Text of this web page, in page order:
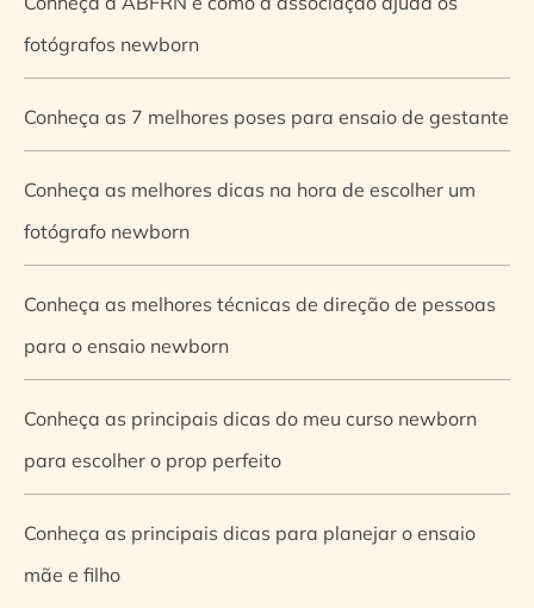
fotógrafos newborn
Conheça as 7 melhores poses para ensaio de gestante
Conheça as melhores dicas na hora de escolher um
fotógrafo newborn
Conheça as melhores técnicas de direção de pessoas
para o ensaio newborn
Conheça as principais dicas do meu curso newborn
para escolher o prop perfeito
Conheça as principais dicas para planejar o ensaio
mãe e filho